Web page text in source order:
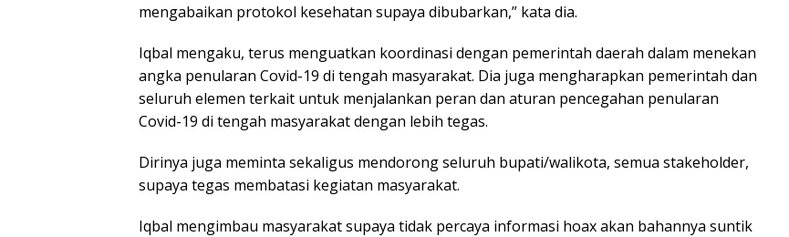
mengabaikan protokol kesehatan supaya dibubarkan,” kata dia.
Iqbal mengaku, terus menguatkan koordinasi dengan pemerintah daerah dalam menekan
angka penularan Covid-19 di tengah masyarakat. Dia juga mengharapkan pemerintah dan
seluruh elemen terkait untuk menjalankan peran dan aturan pencegahan penularan
Covid-19 di tengah masyarakat dengan lebih tegas.
Dirinya juga meminta sekaligus mendorong seluruh bupati/walikota, semua stakeholder,
supaya tegas membatasi kegiatan masyarakat.
Iqbal mengimbau masyarakat supaya tidak percaya informasi hoax akan bahannya suntik